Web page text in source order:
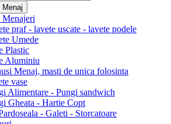
Menaj
Menajeri
praf - lavete uscate - lavete podele
Umede
Plastic
Aluminiu
Menaj, masti de unica folosinta
vase
Alimentare - Pungi sandwich
Gheata - Hartie Copt
- Galeti - Storcatoare